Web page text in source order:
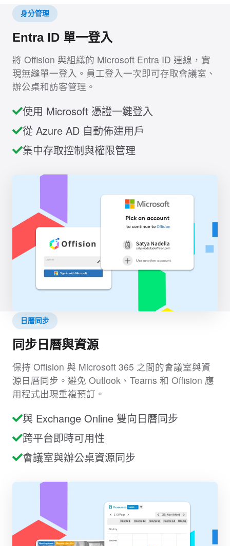
身分管理
Entra ID 單一登入
將 Offision 與組織的 Microsoft Entra ID 連線，實
現無縫單一登入。員工登入一次即可存取會議室、
辦公桌和訪客管理。
使用 Microsoft 憑證一鍵登入
從 Azure AD 自動佈建用戶
集中存取控制與權限管理
日曆同步
同步日曆與資源
保持 Offision 與 Microsoft 365 之間的會議室與資
源日曆同步。避免 Outlook、Teams 和 Offision 應
用程式出現重複預訂。
與 Exchange Online 雙向日曆同步
跨平台即時可用性
會議室與辦公桌資源同步